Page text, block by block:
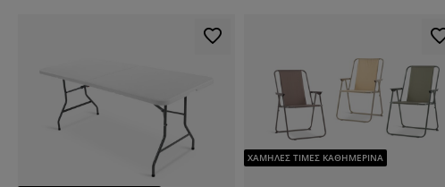
ΧΑΜΗΛΕΣ ΤΙΜΕΣ ΚΑΘΗΜΕΡΙΝΑ